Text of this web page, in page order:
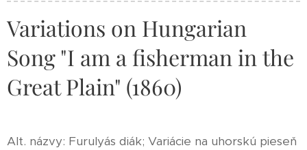
Variations on Hungarian
Song "I am a fisherman in the
Great Plain" (1860)
Alt. názvy: Furulyás diák; Variácie na uhorskú pieseň